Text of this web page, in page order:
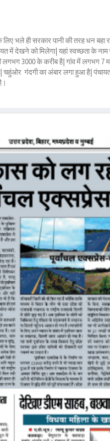
भले ही सरकार पानी की तरह धन बहा
देखने को मिलेगा| यहां स्वच्छता के नाम
3000 के करीब है| गांव में लगभग 7
चहुंओर गंदगी का अंबार लगा हुआ है|